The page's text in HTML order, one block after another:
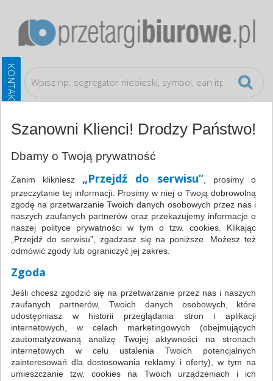
Katalog Papier i etykiety
prostokątne, białe 20 ark., typu APLI AP1227
Szanowni Klienci! Drodzy Państwo!
Dbamy o Twoją prywatność
Zanim klikniesz „Przejdź do serwisu” , prosimy o
przeczytanie tej informacji. Prosimy w niej o Twoją dobrowolną
zgodę na przetwarzanie Twoich danych osobowych przez nas i
naszych zaufanych partnerów oraz przekazujemy informacje o
naszej polityce prywatności w tym o tzw. cookies. Klikając
„Przejdź do serwisu”, zgadzasz się na poniższe. Możesz też
odmówić zgody lub ograniczyć jej zakres.
Zgoda
Jeśli chcesz zgodzić się na przetwarzanie przez nas i naszych
zaufanych partnerów, Twoich danych osobowych, które
udostępniasz w historii przeglądania stron i aplikacji
internetowych, w celach marketingowych (obejmujących
zautomatyzowaną analizę Twojej aktywności na stronach
internetowych w celu ustalenia Twoich potencjalnych
zainteresowań dla dostosowania reklamy i oferty), w tym na
umieszczanie tzw. cookies na Twoich urządzeniach i ich